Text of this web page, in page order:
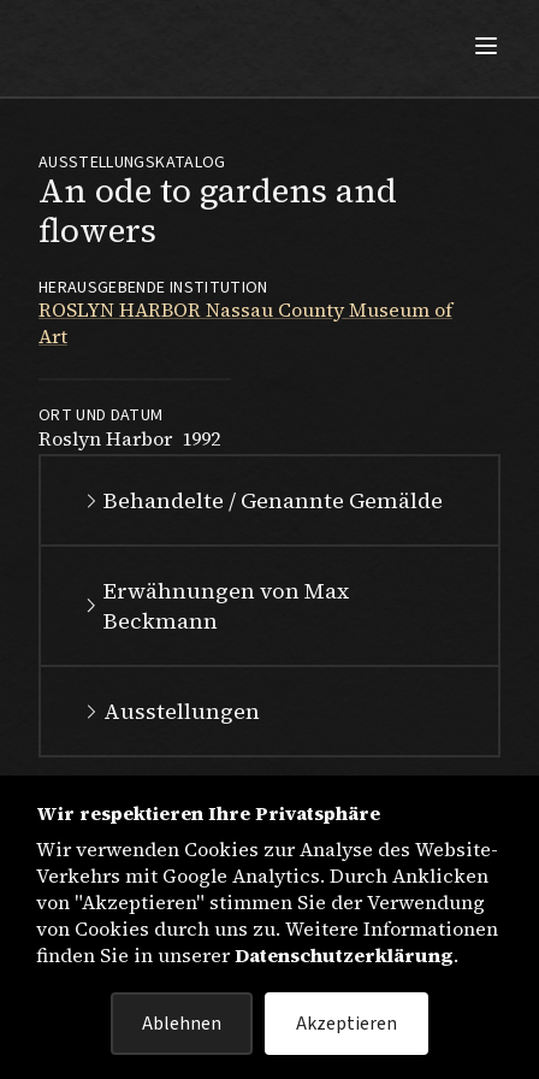
An ode to gardens and
flowers
AUSSTELLUNGSKATALOG
HERAUSGEBENDE INSTITUTION
ROSLYN HARBOR Nassau County Museum of
Art
ORT UND DATUM
Roslyn Harbor 1992
Behandelte / Genannte Gemälde
Erwähnungen von Max
Beckmann
Ausstellungen
DATENSCHUTZ
Wir respektieren Ihre Privatsphäre
Wir verwenden Cookies zur Analyse des Website-
Verkehrs mit Google Analytics. Durch Anklicken
von "Akzeptieren" stimmen Sie der Verwendung
von Cookies durch uns zu. Weitere Informationen
finden Sie in unsererDatenschutzerklärung.
Ablehnen Akzeptieren